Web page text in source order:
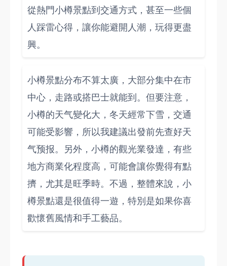
從熱門小樽景點到交通方式，甚至一些個
人踩雷心得，讓你能避開人潮，玩得更盡
興。
小樽景點分布不算太廣，大部分集中在市
中心，走路或搭巴士就能到。但要注意，
小樽的天气變化大，冬天經常下雪，交通
可能受影響，所以我建議出發前先查好天
气预报。另外，小樽的觀光業發達，有些
地方商業化程度高，可能會讓你覺得有點
擠，尤其是旺季時。不過，整體來說，小
樽景點還是很值得一遊，特別是如果你喜
歡懷舊風情和手工藝品。